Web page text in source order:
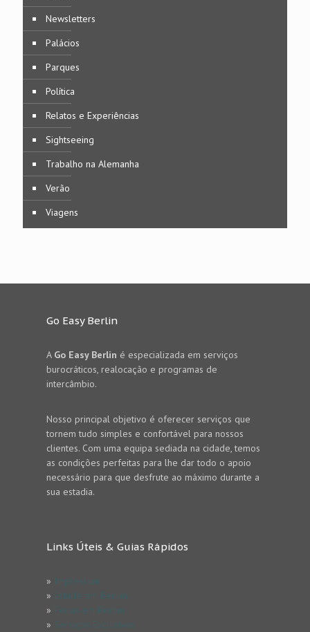
Newsletters
Palácios
Parques
Política
Relatos e Experiências
Sightseeing
Trabalho na Alemanha
Verão
Viagens
Go Easy Berlin
A Go Easy Berlin é especializada em serviços
burocráticos, realocação e programas de
intercâmbio.
Nosso principal objetivo é oferecer serviços que
tornem tudo simples e confortável para nossos
clientes. Com uma equipa sediada na cidade, temos
as condições perfeitas para lhe dar todo o apoio
necessário para que desfrute ao máximo durante a
sua estadia.
Links Úteis & Guias Rápidos
»
»
»
»